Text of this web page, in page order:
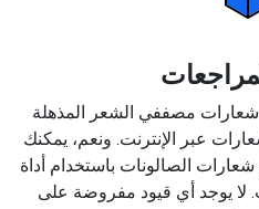
مصففي الشعر المذهلة
عبر الإنترنت. ونعم، يمكنك
الصالونات باستخدام أداة
لا يوجد أي قيود مفروضة على